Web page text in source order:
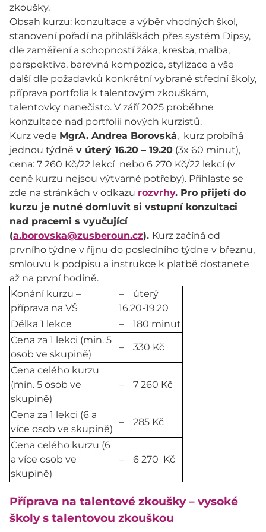
zkoušky.
Obsah kurzu: konzultace a výběr vhodných škol,
stanovení pořadí na přihláškách přes systém Dipsy,
dle zaměření a schopností žáka, kresba, malba,
perspektiva, barevná kompozice, stylizace a vše
další dle požadavků konkrétní vybrané střední školy,
příprava portfolia k talentovým zkouškám,
talentovky nanečisto. V září 2025 proběhne
konzultace nad portfolii nových kurzistů.
Kurz vede MgrA. Andrea Borovská, kurz probíhá
jednou týdně v úterý 16.20 – 19.20 (3x 60 minut),
cena: 7 260 Kč/22 lekcí nebo 6 270 Kč/22 lekcí (v
ceně kurzu nejsou výtvarné potřeby). Přihlaste se
zde na stránkách v odkazu rozvrhy. Pro přijetí do
kurzu je nutné domluvit si vstupní konzultaci
nad pracemi s vyučující
(a.borovska@zusberoun.cz). Kurz začíná od
prvního týdne v říjnu do posledního týdne v březnu,
smlouvu k podpisu a instrukce k platbě dostanete
až na první hodině.
Konání kurzu –
příprava na VŠ
– úterý
16.20-19.20
Délka 1 lekce
– 180 minut
Cena za 1 lekci (min. 5
osob ve skupině)
– 330 Kč
Cena celého kurzu
(min. 5 osob ve
skupině)
– 7 260 Kč
Cena za 1 lekci (6 a
více osob ve skupině)
– 285 Kč
Cena celého kurzu (6
a více osob ve
skupině)
– 6 270 Kč
Příprava na talentové zkoušky – vysoké
školy s talentovou zkouškou